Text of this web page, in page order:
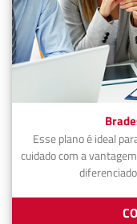
Esse plano é ideal
cuidado com a